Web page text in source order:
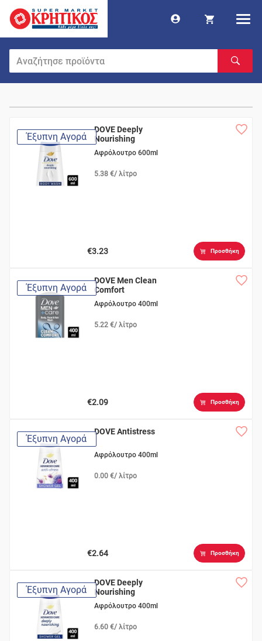
Έξυπνη Αγορά
DOVE Deeply
Nourishing
Αφρόλουτρο 600ml
5.38 €/ λίτρο
€3.23 Προσθήκη
Έξυπνη Αγορά
DOVE Men Clean
Comfort
Αφρόλουτρο 400ml
5.22 €/ λίτρο
€2.09 Προσθήκη
Έξυπνη Αγορά
DOVE Antistress
Αφρόλουτρο 400ml
0.00 €/ λίτρο
€2.64 Προσθήκη
Έξυπνη Αγορά
DOVE Deeply
Nourishing
Αφρόλουτρο 400ml
6.60 €/ λίτρο